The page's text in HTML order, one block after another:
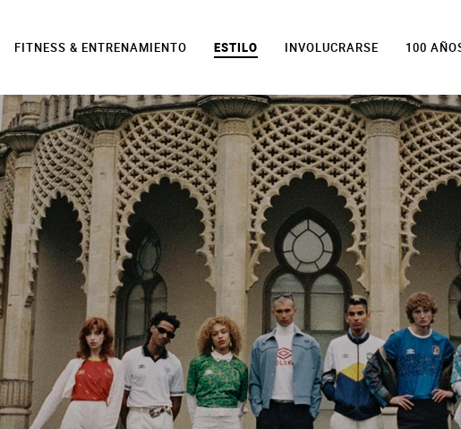
FITNESS & ENTRENAMIENTO ESTILO INVOLUCRARSE 100